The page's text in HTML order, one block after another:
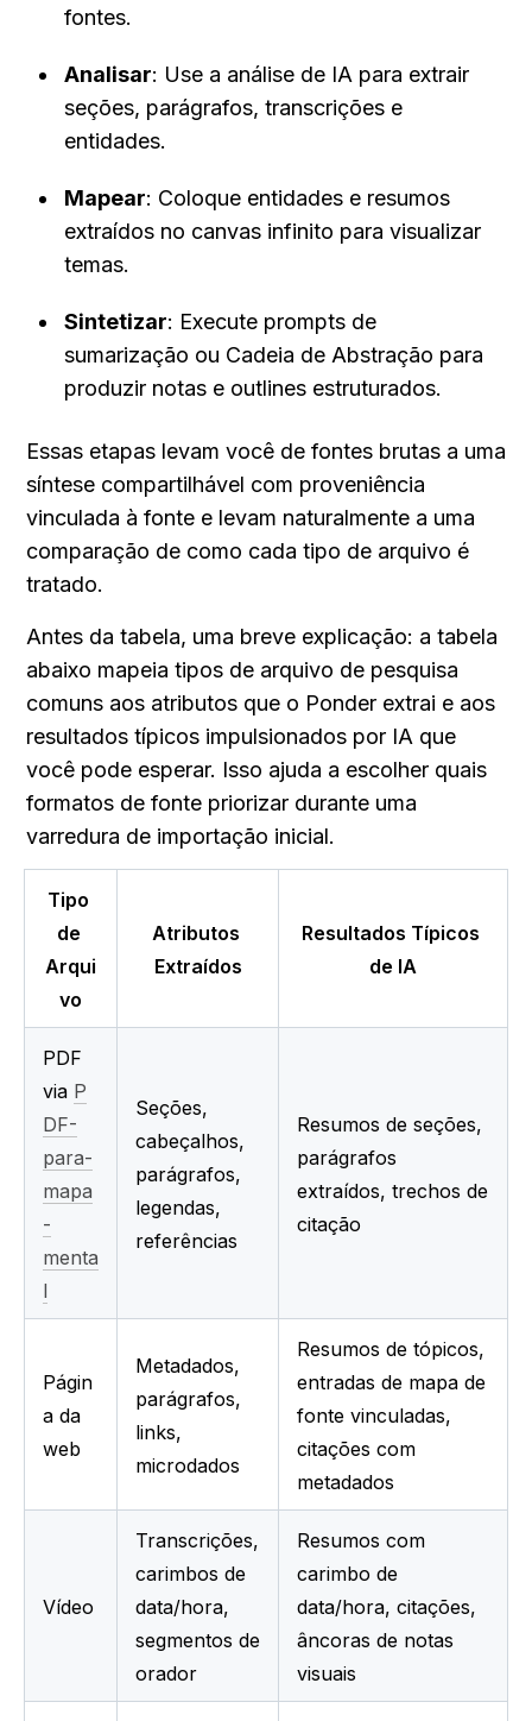
fontes.
Analisar: Use a análise de IA para extrair
seções, parágrafos, transcrições e
entidades.
Mapear: Coloque entidades e resumos
extraídos no canvas infinito para visualizar
temas.
Sintetizar: Execute prompts de
sumarização ou Cadeia de Abstração para
produzir notas e outlines estruturados.
Essas etapas levam você de fontes brutas a uma
síntese compartilhável com proveniência
vinculada à fonte e levam naturalmente a uma
comparação de como cada tipo de arquivo é
tratado.
Antes da tabela, uma breve explicação: a tabela
abaixo mapeia tipos de arquivo de pesquisa
comuns aos atributos que o Ponder extrai e aos
resultados típicos impulsionados por IA que
você pode esperar. Isso ajuda a escolher quais
formatos de fonte priorizar durante uma
varredura de importação inicial.
Tipo
de
Arqui
vo
Atributos
Extraídos
Resultados Típicos
de IA
PDF
via P
DF-
para-
mapa
-
menta
l
Seções,
cabeçalhos,
parágrafos,
legendas,
referências
Resumos de seções,
parágrafos
extraídos, trechos de
citação
Págin
a da
web
Metadados,
parágrafos,
links,
microdados
Resumos de tópicos,
entradas de mapa de
fonte vinculadas,
citações com
metadados
Vídeo
Transcrições,
carimbos de
data/hora,
segmentos de
orador
Resumos com
carimbo de
data/hora, citações,
âncoras de notas
visuais